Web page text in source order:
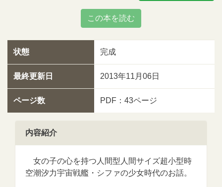
この本を読む
状態 完成
最終更新日 2013年11月06日
ページ数 PDF：43ページ
内容紹介
女の子の心を持つ人間型人間サイズ超小型時
空潮汐力宇宙戦艦・シファの少女時代のお話。